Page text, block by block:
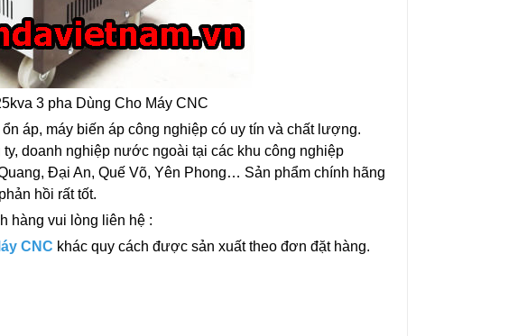
3 pha Dùng Cho Máy CNC
áp, máy biến áp công nghiệp có uy tín và chất lượng.
doanh nghiệp nước ngoài tại các khu công nghiệp
Đại An, Quế Võ, Yên Phong… Sản phẩm chính hãng
hồi rất tốt.
hàng vui lòng liên hệ :
CNC khác quy cách được sản xuất theo đơn đặt hàng.